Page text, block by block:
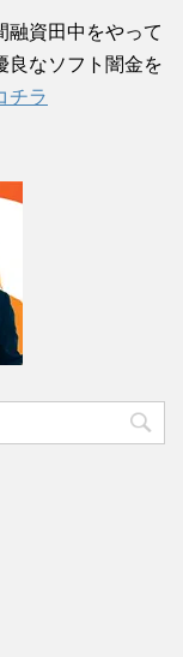
融資田中をやって
良なソフト闇金を
チラ